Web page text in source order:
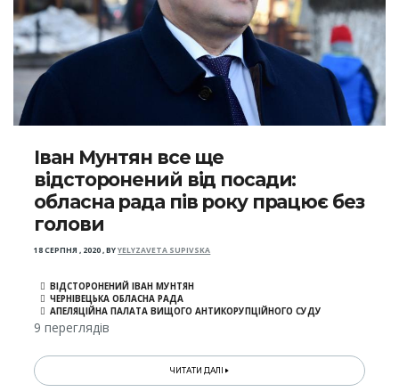
Іван Мунтян все ще
відсторонений від посади:
обласна рада пів року працює без
голови
18 СЕРПНЯ , 2020,BYYELYZAVETA SUPIVSKA
ВІДСТОРОНЕНИЙ ІВАН МУНТЯН
ЧЕРНІВЕЦЬКА ОБЛАСНА РАДА
АПЕЛЯЦІЙНА ПАЛАТА ВИЩОГО АНТИКОРУПЦІЙНОГО СУДУ
9 переглядів
ЧИТАТИ ДАЛІ